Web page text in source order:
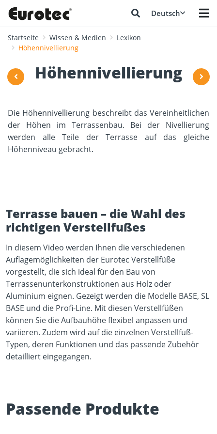
Deutsch
Startseite Wissen & Medien
Lexikon
Höhennivellierung
Höhennivellierung
Die Höhennivellierung beschreibt das Vereinheitlichen
der Höhen im Terrassenbau. Bei der Nivellierung
werden alle Teile der Terrasse auf das gleiche
Höhenniveau gebracht.
Terrasse bauen – die Wahl des
richtigen Verstellfußes
In diesem Video werden Ihnen die verschiedenen
Auflagemöglichkeiten der Eurotec Verstellfüße
vorgestellt, die sich ideal für den Bau von
Terrassenunterkonstruktionen aus Holz oder
Aluminium eignen. Gezeigt werden die Modelle BASE, SL
BASE und die Profi-Line. Mit diesen Verstellfüßen
können Sie die Aufbauhöhe flexibel anpassen und
variieren. Zudem wird auf die einzelnen Verstellfuß-
Typen, deren Funktionen und das passende Zubehör
detailliert eingegangen.
Passende Produkte